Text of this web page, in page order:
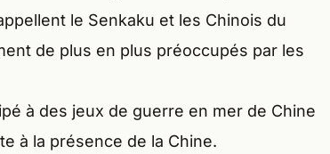
le Senkaku et les Chinois du
de plus en plus préoccupés par les
à des jeux de guerre en mer de Chine
à la présence de la Chine.